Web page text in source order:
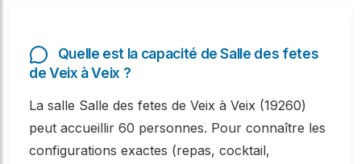
Quelle est la capacité de Salle des fetes
de Veix à Veix ?
La salle Salle des fetes de Veix à Veix (19260)
peut accueillir 60 personnes. Pour connaître les
configurations exactes (repas, cocktail,